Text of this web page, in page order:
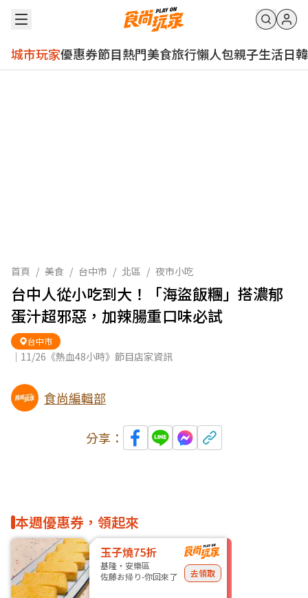
城市玩家優惠券節目熱門美食旅行懶人包親子生活日韓
首頁 / 美食 / 台中市 / 北區 / 夜市小吃
台中人從小吃到大！「海盜飯糰」搭濃郁
蛋汁超邪惡，加辣腸重口味必試
台中市
｜11/26《熱血48小時》節目店家資訊
食尚編輯部
分享：
本週優惠券，領起來
玉子燒75折
基隆・安樂區
佐藤お帰り-你回來了
去領取